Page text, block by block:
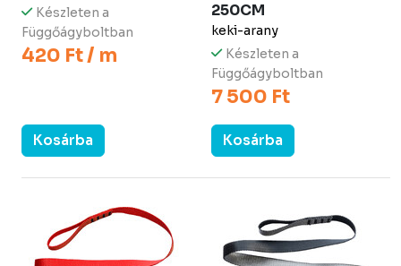
Készleten a
Függőágyboltban
420 Ft / m
Kosárba
250CM
keki-arany
Készleten a
Függőágyboltban
7 500 Ft
Kosárba